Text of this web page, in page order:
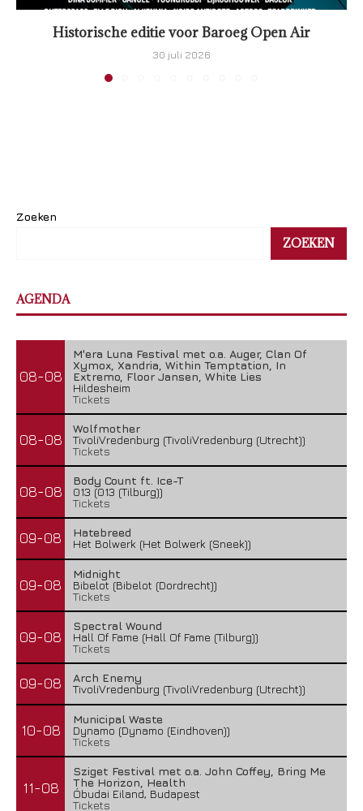
Historische editie voor Baroeg Open Air
30 juli 2026
Zoeken
ZOEKEN
AGENDA
08-08
M'era Luna Festival met o.a. Auger, Clan Of
Xymox, Xandria, Within Temptation, In
Extremo, Floor Jansen, White Lies
Hildesheim
Tickets
08-08
Wolfmother
TivoliVredenburg (TivoliVredenburg (Utrecht))
Tickets
08-08
Body Count ft. Ice-T
013 (013 (Tilburg))
Tickets
09-08
Hatebreed
Het Bolwerk (Het Bolwerk (Sneek))
09-08
Midnight
Bibelot (Bibelot (Dordrecht))
Tickets
09-08
Spectral Wound
Hall Of Fame (Hall Of Fame (Tilburg))
Tickets
09-08
Arch Enemy
TivoliVredenburg (TivoliVredenburg (Utrecht))
10-08
Municipal Waste
Dynamo (Dynamo (Eindhoven))
Tickets
11-08
Sziget Festival met o.a. John Coffey, Bring Me
The Horizon, Health
Óbudai Eiland, Budapest
Tickets